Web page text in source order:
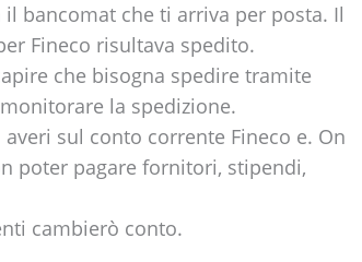
bancomat che ti arriva per posta. Il
Fineco risultava spedito.
che bisogna spedire tramite
la spedizione.
sul conto corrente Fineco e. On
poter pagare fornitori, stipendi,
cambierò conto.